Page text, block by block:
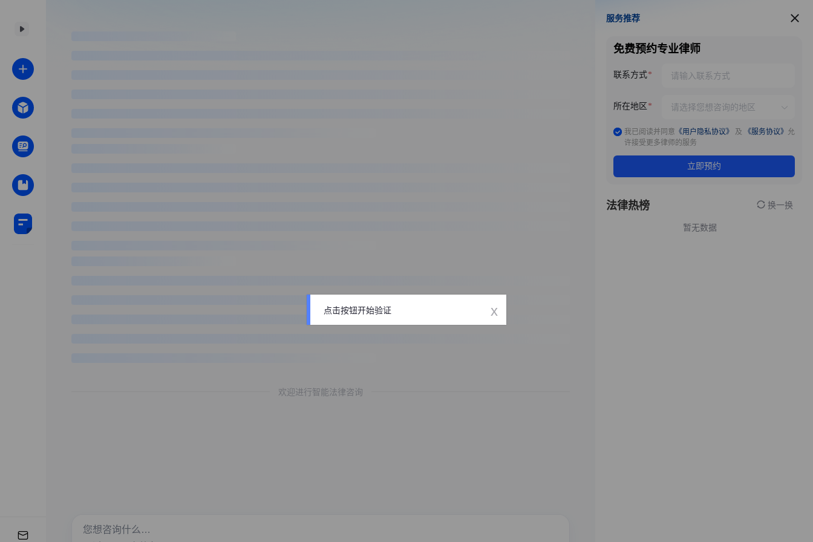
欢迎进行智能法律咨询
服务推荐
服务推荐
免费预约专业律师
联系方式
所在地区
我已阅读并同意 《用户隐私协议》 及 《服务协议》 允
许接受更多律师的服务
立即预约
法律热榜 换一换
暂无数据
点击按钮开始验证 x